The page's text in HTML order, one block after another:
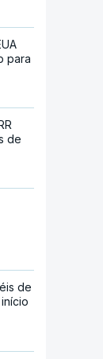
para
de
de